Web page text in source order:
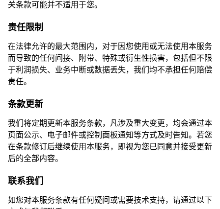
关条款可能并不适用于您。
责任限制
在法律允许的最大范围内，对于因您使用或无法使用本服务
而导致的任何间接、附带、特殊或衍生性损害，包括但不限
于利润损失、业务中断或数据丢失，我们均不承担任何赔偿
责任。
条款更新
我们将定期更新本服务条款，凡涉及重大变更，均会通过本
页面公示、电子邮件或控制面板通知等方式及时告知。若您
在条款修订后继续使用本服务，即视为您已同意并接受更新
后的全部内容。
联系我们
如您对本服务条款有任何疑问或需要技术支持，请通过以下